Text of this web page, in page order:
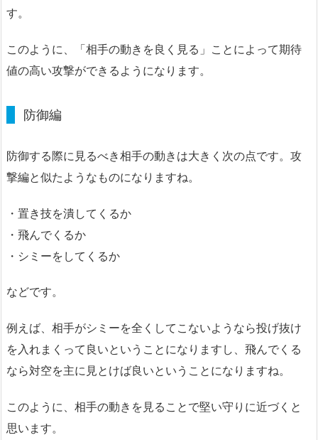
す。
このように、「相手の動きを良く見る」ことによって期待
値の高い攻撃ができるようになります。
防御編
防御する際に見るべき相手の動きは大きく次の点です。攻
撃編と似たようなものになりますね。
・置き技を潰してくるか
・飛んでくるか
・シミーをしてくるか
などです。
例えば、相手がシミーを全くしてこないようなら投げ抜け
を入れまくって良いということになりますし、飛んでくる
なら対空を主に見とけば良いということになりますね。
このように、相手の動きを見ることで堅い守りに近づくと
思います。